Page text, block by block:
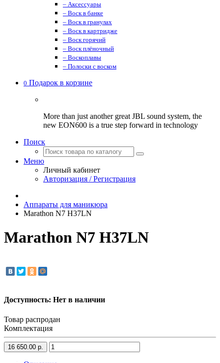
– Аксессуары
– Воск в банке
– Воск в гранулах
– Воск в картридже
– Воск горячий
– Воск плёночный
– Воскоплавы
– Полоски с воском
0 Подарок в корзине
More than just another great JBL sound system, the
new EON600 is a true step forward in technology
Поиск
Меню
Личный кабинет
Авторизация / Регистрация
Аппараты для маникюра
Marathon N7 H37LN
Marathon N7 H37LN
Доступность: Нет в наличии
Товар распродан
Комплектация
16 650.00 р.